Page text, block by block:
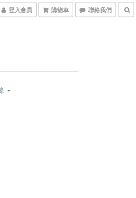
登入會員 購物車 聯絡我們